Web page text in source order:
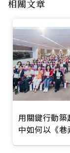
相關文章
用關鍵行動
中如何以《巷